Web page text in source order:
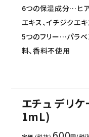
6つの保湿成分…ヒア
エキス、イチジクエ
5つのフリー…パラベ
料、香料不使用
エチュ デリ
1mL)